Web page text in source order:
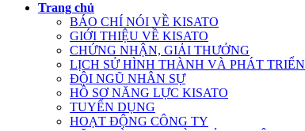
Trang chủ
BÁO CHÍ NÓI VỀ KISATO
GIỚI THIỆU VỀ KISATO
CHỨNG NHẬN, GIẢI THƯỞNG
LỊCH SỬ HÌNH THÀNH VÀ PHÁT TRIỂN
ĐỘI NGŨ NHÂN SỰ
HỒ SƠ NĂNG LỰC KISATO
TUYỂN DỤNG
HOẠT ĐỘNG CÔNG TY